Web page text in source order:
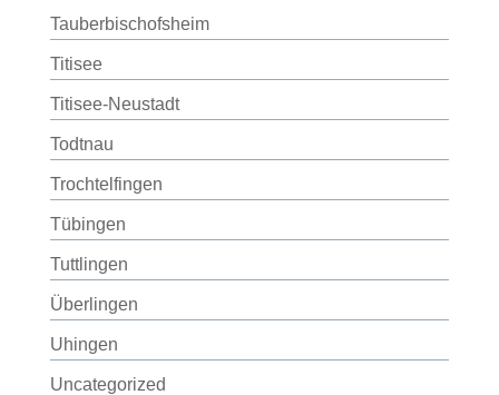
Tauberbischofsheim
Titisee
Titisee-Neustadt
Todtnau
Trochtelfingen
Tübingen
Tuttlingen
Überlingen
Uhingen
Uncategorized